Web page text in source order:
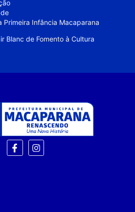
Primeira Infância Macaparana
Blanc de Fomento à Cultura